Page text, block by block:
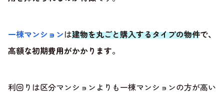
一棟マンションは建物を丸ごと購入するタイプの物件で、
高額な初期費用がかかります。
利回りは区分マンションよりも一棟マンションの方が高い